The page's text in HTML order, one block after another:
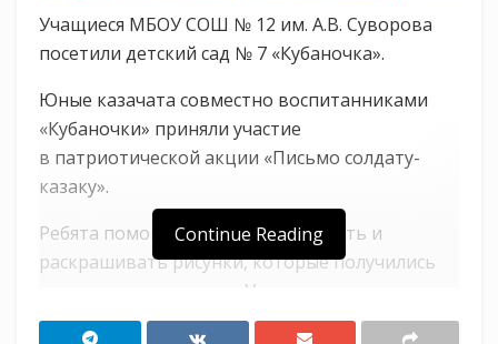
Учащиеся МБОУ СОШ № 12 им. А.В. Суворова
посетили детский сад № 7 «Кубаночка».
Юные казачата совместно воспитанниками
«Кубаночки» приняли участие
в патриотической акции «Письмо солдату-
казаку».
Ребята помогали малышам рисовать и
раскрашивать рисунки, которые получились
очень трогательными. Уверены, что детские
слова и рисунки подбодрят и укрепят боевой
Continue Reading